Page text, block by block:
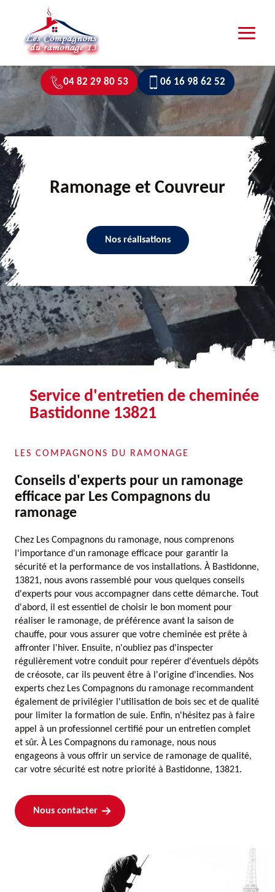
04 82 29 80 53 06 16 98 62 52
Ramonage et Couvreur
Nos réalisations
Service d'entretien de cheminée
Bastidonne 13821
LES COMPAGNONS DU RAMONAGE
Conseils d'experts pour un ramonage
efficace par Les Compagnons du
ramonage
Chez Les Compagnons du ramonage, nous comprenons
l'importance d'un ramonage efficace pour garantir la
sécurité et la performance de vos installations. À Bastidonne,
13821, nous avons rassemblé pour vous quelques conseils
d'experts pour vous accompagner dans cette démarche. Tout
d'abord, il est essentiel de choisir le bon moment pour
réaliser le ramonage, de préférence avant la saison de
chauffe, pour vous assurer que votre cheminée est prête à
affronter l'hiver. Ensuite, n'oubliez pas d'inspecter
régulièrement votre conduit pour repérer d'éventuels dépôts
de créosote, car ils peuvent être à l'origine d'incendies. Nos
experts chez Les Compagnons du ramonage recommandent
également de privilégier l'utilisation de bois sec et de qualité
pour limiter la formation de suie. Enfin, n'hésitez pas à faire
appel à un professionnel certifié pour un entretien complet
et sûr. À Les Compagnons du ramonage, nous nous
engageons à vous offrir un service de ramonage de qualité,
car votre sécurité est notre priorité à Bastidonne, 13821.
Nous contacter